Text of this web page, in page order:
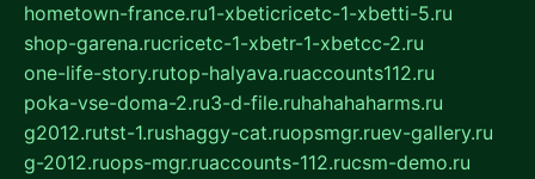
hometown-france.ru1-xbeticricetc-1-xbetti-5.ru
shop-garena.rucricetc-1-xbetr-1-xbetcc-2.ru
one-life-story.rutop-halyava.ruaccounts112.ru
poka-vse-doma-2.ru3-d-file.ruhahahaharms.ru
g2012.rutst-1.rushaggy-cat.ruopsmgr.ruev-gallery.ru
g-2012.ruops-mgr.ruaccounts-112.rucsm-demo.ru